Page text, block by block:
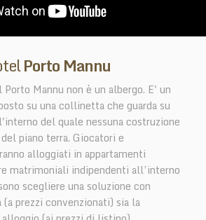
Porto Mannu
Mannu non è un albergo. E' un
su una collinetta che guarda su
del quale nessuna costruzione
piano terra. Giocatori e
alloggiati in appartamenti
matrimoniali indipendenti all’interno
scegliere una soluzione con
prezzi convenzionati) sia la